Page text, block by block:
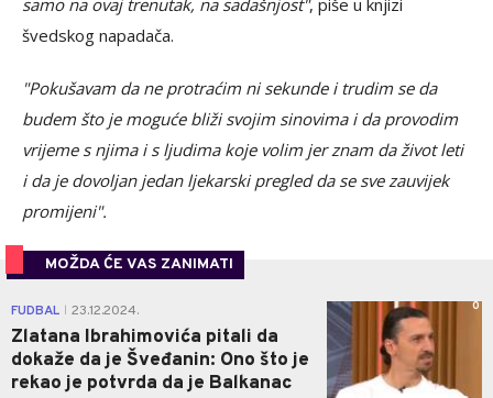
samo na ovaj trenutak, na sadašnjost", piše u knjizi
švedskog napadača.
"Pokušavam da ne protraćim ni sekunde i trudim se da
budem što je moguće bliži svojim sinovima i da provodim
vrijeme s njima i s ljudima koje volim jer znam da život leti
i da je dovoljan jedan ljekarski pregled da se sve zauvijek
promijeni".
MOŽDA ĆE VAS ZANIMATI
FUDBAL 23.12.2024.
Zlatana Ibrahimovića pitali da
dokaže da je Šveđanin: Ono što je
rekao je potvrda da je Balkanac
0